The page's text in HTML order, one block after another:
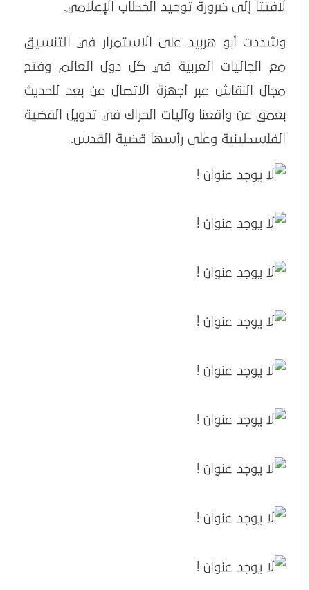
لافتتا إلى ضرورة توحيد الخطاب الإعلامي.
وشددت أبو هربيد على الاستمرار في التنسيق
مع الجاليات العربية في كل دول العالم وفتح
مجال النقاش عبر أجهزة الاتصال عن بعد للحديث
بعمق عن واقعنا وآليات الحراك في تدويل القضية
الفلسطينية وعلى رأسها قضية القدس.